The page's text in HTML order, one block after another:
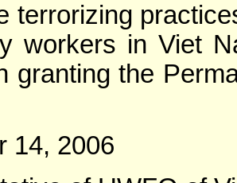
terrorizing
workers in Viet
granting the
14, 2006